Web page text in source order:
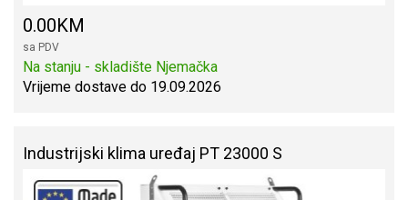
0.00KM
sa PDV
Na stanju - skladište Njemačka
Vrijeme dostave do 19.09.2026
Industrijski klima uređaj PT 23000 S